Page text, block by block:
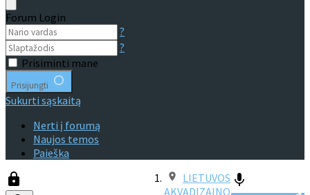
Forum Login
?
?
Prisiminti mane
Prisijungti
Sukurti sąskaitą
Nerti į forumą
Naujos temos
Paieška
LIETUVOS
AKVADIZAINO